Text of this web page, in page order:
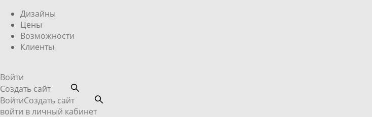
Дизайны
Цены
Возможности
Клиенты
Войти
Создать сайт
ВойтиСоздать сайт
войти в личный кабинет